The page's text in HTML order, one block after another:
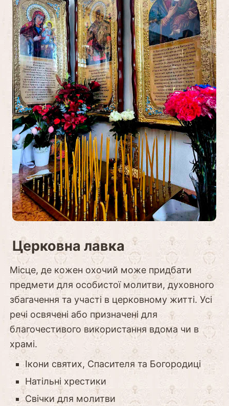
Церковна лавка
Місце, де кожен охочий може придбати
предмети для особистої молитви, духовного
збагачення та участі в церковному житті. Усі
речі освячені або призначені для
благочестивого використання вдома чи в
храмі.
Ікони святих, Спасителя та Богородиці
Натільні хрестики
Свічки для молитви